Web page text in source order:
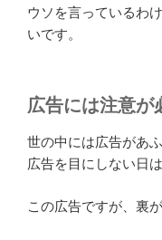
ウソを言っているわ
いです。
広告には注意が
世の中には広告があ
広告を目にしない日
この広告ですが、裏